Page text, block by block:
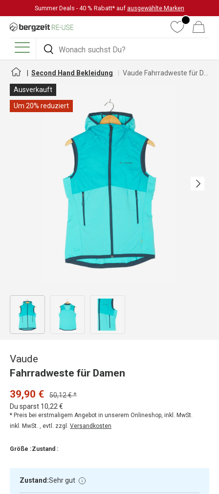
DIREKT ZUM INHALT
Summer Deals - 40 % Rabatt* auf ausgewählte Marken
Suchen
Suchen
WunschlisteWarenkorb
Menü
Second Hand Bekleidung
Ausverkauft
Um 20% reduziert
Nächste
Bild 1 in Galerieansicht laden
Vaude
Fahrradweste für Damen
39,90 €
50,12 € *
Du sparst 10,22 €
* Preis bei erstmaligem Angebot in unserem Onlineshop, inkl. MwSt.
inkl. MwSt. , evtl. zzgl. Versandkosten
Größe :Zustand :
Zustand:Sehr gut